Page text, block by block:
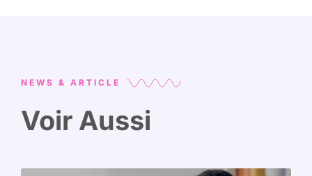
NEWS & ARTICLE
Voir Aussi